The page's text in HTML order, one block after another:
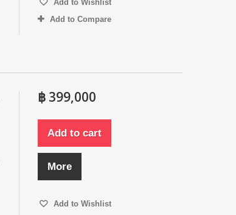
Add to Wishlist
Add to Compare
฿ 399,000
Add to cart
More
Add to Wishlist